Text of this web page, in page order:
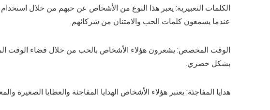
الكلمات التعبيرية: يعبر هذا النوع من الأشخاص عن حبهم من خلال استخدام
عندما يسمعون كلمات الحب والامتنان من شركائهم.
الوقت المخصص: يشعرون هؤلاء الأشخاص بالحب من خلال قضاء الوقت
بشكل حصري.
هدايا المفاجئة: يعتبر هؤلاء الأشخاص الهدايا المفاجئة والعطايا الصغيرة